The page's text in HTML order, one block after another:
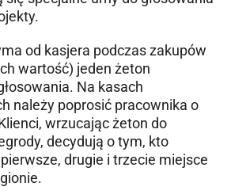
od kasjera podczas zakupów
wartość) jeden żeton
Na kasach
należy poprosić pracownika o
wrzucając żeton do
decydują o tym, kto
drugie i trzecie miejsce